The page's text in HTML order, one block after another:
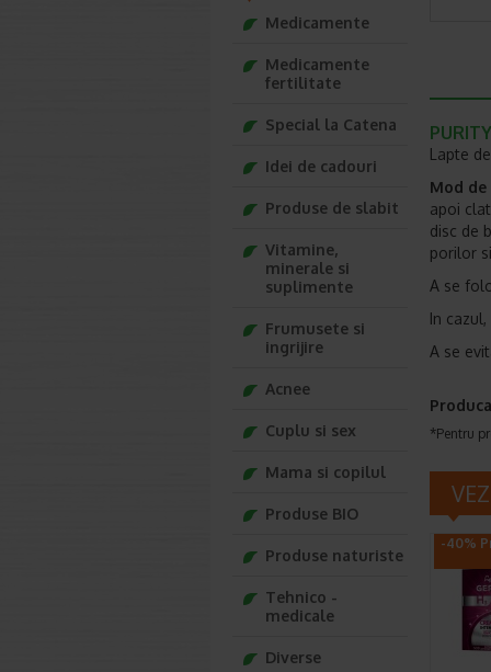
Lapte
Mod
apoi
disc de
porilor
A se
In
A se
*Pentru
-40%
Medicamente
Medicamente
fertilitate
Special la Catena
Idei de cadouri
Produse de slabit
Vitamine,
minerale si
suplimente
Frumusete si
ingrijire
Acnee
Cuplu si sex
Mama si copilul
Produse BIO
Produse naturiste
Tehnico -
medicale
Diverse